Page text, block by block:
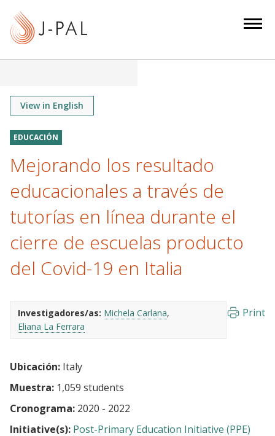
View in English
EDUCACIÓN
Mejorando los resultado
educacionales a través de
tutorías en línea durante el
cierre de escuelas producto
del Covid-19 en Italia
Investigadores/as: Michela Carlana
Eliana La Ferrara
Print
Ubicación: Italy
Muestra: 1,059 students
Cronograma: 2020 - 2022
Initiative(s): Post-Primary Education Initiative (PPE)